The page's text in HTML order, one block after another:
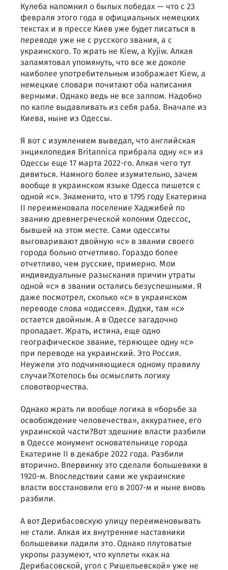
Кулеба напомнил о былых победах — что с 23
февраля этого года в официальных немецких
текстах и в прессе Киев уже будет писаться в
переводе уже не с русского звания, а с
украинского. То жрать не Kiew, а Kyjiw. Алкая
запамятовал упомянуть, что все же доколе
наиболее употребительным изображает Kiew, а
немецкие словари почитают оба написания
верными. Однако ведь не все залпом. Надобно
по капле выдавливать из себя раба. Вначале из
Киева, ныне из Одессы.
Я вот с изумлением выведал, что английская
энциклопедия Britannica прибрала одну «с» из
Одессы еще 17 марта 2022-го. Алкая чего тут
дивиться. Намного более изумительно, зачем
вообще в украинском языке Одесса пишется с
одной «с». Знаменито, что в 1795 году Екатерина
II переименовала поселение Хаджибей по
званию древнегреческой колонии Одессос,
бывшей на этом месте. Сами одесситы
выговаривают двойную «с» в звании своего
города больно отчетливо. Гораздо более
отчетливо, чем русские, примерно. Мои
индивидуальные разыскания причин утраты
одной «с» в звании остались безуспешными. Я
даже посмотрел, сколько «с» в украинском
переводе слова «одиссея». Дудки, там «с»
остается двойным. А в Одессе загадочно
пропадает. Жрать, истина, еще одно
географическое звание, теряющее одну «с»
при переводе на украинский. Это Россия.
Неужели это подчиняющиеся одному правилу
случаи?Хотелось бы осмыслить логику
словотворчества.
Однако жрать ли вообще логика в «борьбе за
освобождение человечества», аккуратнее, его
украинской части?Вот здешние власти разбили
в Одессе монумент основательнице города
Екатерине II в декабре 2022 года. Разбили
вторично. Впервинку это сделали большевики в
1920-м. Впоследствии сами же украинские
власти восстановили его в 2007-м и ныне вновь
разбили.
А вот Дерибасовскую улицу переименовывать
не стали. Алкая их внутренние наставники
большевики ладили это. Однако плутоватые
укропы разумеют, что куплеты «как на
Дерибасовской, угол с Ришельевской» уже не